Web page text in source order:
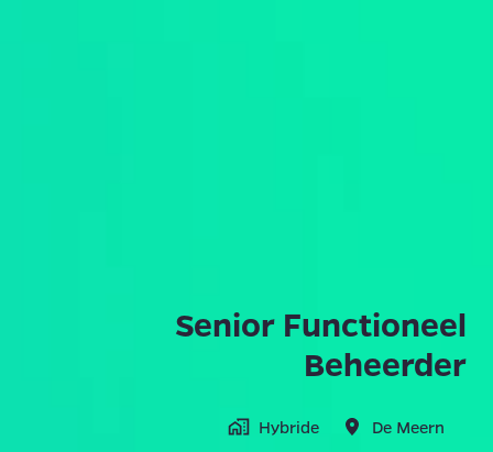
Senior Functioneel
Beheerder
Hybride
De Meern